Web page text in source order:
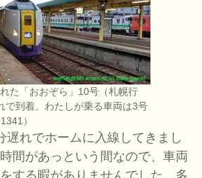
た「おおぞら」10号（札幌行
で到着。わたしが乗る車両は3号
）
れでホームに入線してきまし
間があっという間なので、車両